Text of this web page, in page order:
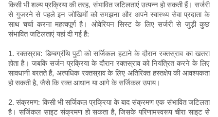
किसी भी शल्य प्रक्रिया की तरह, संभावित जटिलताएं उत्पन्न हो सकती हैं। सर्जरी
से गुजरने से पहले इन जोखिमों को समझना और अपने स्वास्थ्य सेवा प्रदाता के
साथ चर्चा करना महत्वपूर्ण है। ओवेरियन सिस्ट के लिए सर्जरी से जुड़ी कुछ
संभावित जटिलताएं यहां दी गई हैं:
1. रक्तस्राव: डिम्बग्रंथि पुटी को सर्जिकल हटाने के दौरान रक्तस्राव का खतरा
होता है। जबकि सर्जन प्रक्रिया के दौरान रक्तस्राव को नियंत्रित करने के लिए
सावधानी बरतते हैं, अत्यधिक रक्तस्राव के लिए अतिरिक्त हस्तक्षेप की आवश्यकता
हो सकती है, जैसे कि रक्त आधान या आगे के सर्जिकल उपाय।
2. संक्रमण: किसी भी सर्जिकल प्रक्रिया के बाद संक्रमण एक संभावित जटिलता
है। सर्जिकल साइट संक्रमण हो सकता है, जिसके परिणामस्वरूप चीरा साइट से